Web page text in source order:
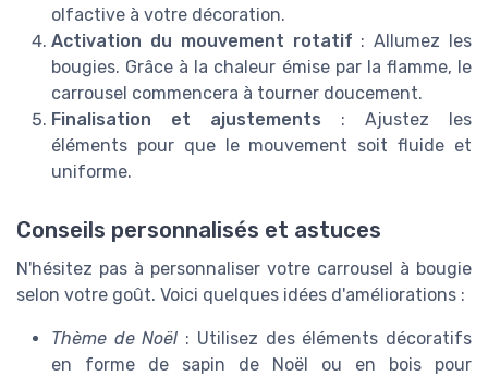
olfactive à votre décoration.
Activation du mouvement rotatif : Allumez les
bougies. Grâce à la chaleur émise par la flamme, le
carrousel commencera à tourner doucement.
Finalisation et ajustements : Ajustez les
éléments pour que le mouvement soit fluide et
uniforme.
Conseils personnalisés et astuces
N'hésitez pas à personnaliser votre carrousel à bougie
selon votre goût. Voici quelques idées d'améliorations :
Thème de Noël : Utilisez des éléments décoratifs
en forme de sapin de Noël ou en bois pour